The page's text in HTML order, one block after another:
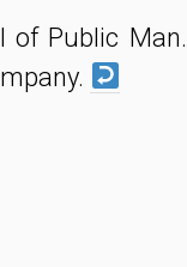
of Public